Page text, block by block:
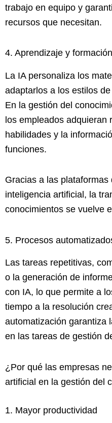
trabajo en equipo y
recursos que necesitan.
4. Aprendizaje y
La IA personaliza los
adaptarlos a los estilos
En la gestión del
los empleados adquieran
habilidades y la
funciones.
Gracias a las
inteligencia artificial, la
conocimientos se vuelve
5. Procesos
Las tareas repetitivas,
o la generación de
con IA, lo que permite a
tiempo a la resolución
automatización garantiza
en las tareas de gestión
¿Por qué las empresas
artificial en la gestión del
1. Mayor productividad